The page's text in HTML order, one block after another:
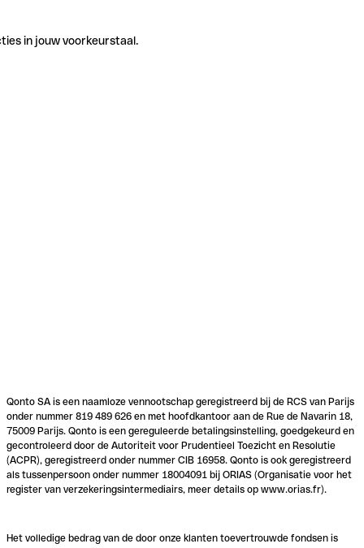
in jouw voorkeurstaal.
Qonto SA is een naamloze vennootschap geregistreerd bij de RCS van Parijs
onder nummer 819 489 626 en met hoofdkantoor aan de Rue de Navarin 18,
75009 Parijs. Qonto is een gereguleerde betalingsinstelling, goedgekeurd en
gecontroleerd door de Autoriteit voor Prudentieel Toezicht en Resolutie
(ACPR), geregistreerd onder nummer CIB 16958. Qonto is ook geregistreerd
als tussenpersoon onder nummer 18004091 bij ORIAS (Organisatie voor het
register van verzekeringsintermediairs, meer details op www.orias.fr).
Het volledige bedrag van de door onze klanten toevertrouwde fondsen is